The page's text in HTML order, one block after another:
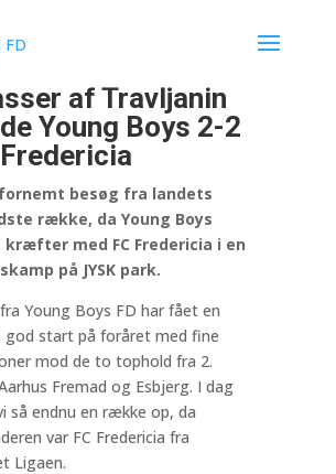
af Travljanin
Young Boys 2-2
besøg fra landets
række, da Young Boys
kræfter med FC Fredericia i en
på JYSK park.
Young Boys FD har fået en
god start på foråret med fine
mod de to tophold fra 2.
Fremad og Esbjerg. I dag
så endnu en række op, da
var FC Fredericia fra
Ligaen.